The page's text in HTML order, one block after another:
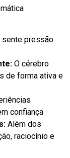
sente pressão
O cérebro
de forma ativa e
confiança
Além dos
raciocínio e